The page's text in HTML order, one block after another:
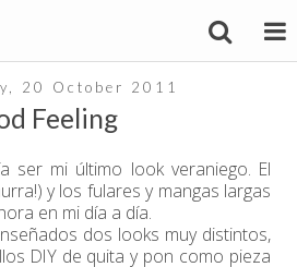
20 October 2011
Feeling
ser mi último look veraniego. El
y los fulares y mangas largas
en mi día a día.
dos looks muy distintos,
DIY de quita y pon como pieza